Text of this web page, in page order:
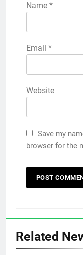
Name *
Email *
Website
Save my
browser for the
Related